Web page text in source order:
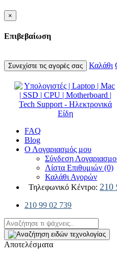
×
Επιβεβαίωση
Συνεχίστε τις αγορές σας Καλάθι
FAQ
Blog
Ο Λογαριασμός μου
Σύνδεση
Λίστα Επιθυμιών (0)
Καλάθι Αγορών
Τηλεφωνικό Κέντρο: 210
210 99 02 739
Αποτελέσματα